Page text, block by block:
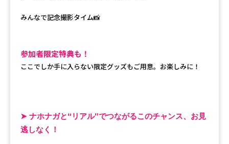
みんなで記念撮影タイム📸
参加者限定特典も！
ここでしか手に入らない限定グッズもご用意。お楽しみに！
➤ ナホナガと“リアル”でつながるこのチャンス、お見
逃しなく！